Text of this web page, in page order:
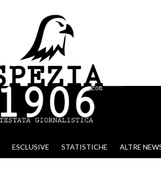
ESCLUSIVE STATISTICHE ALTRE